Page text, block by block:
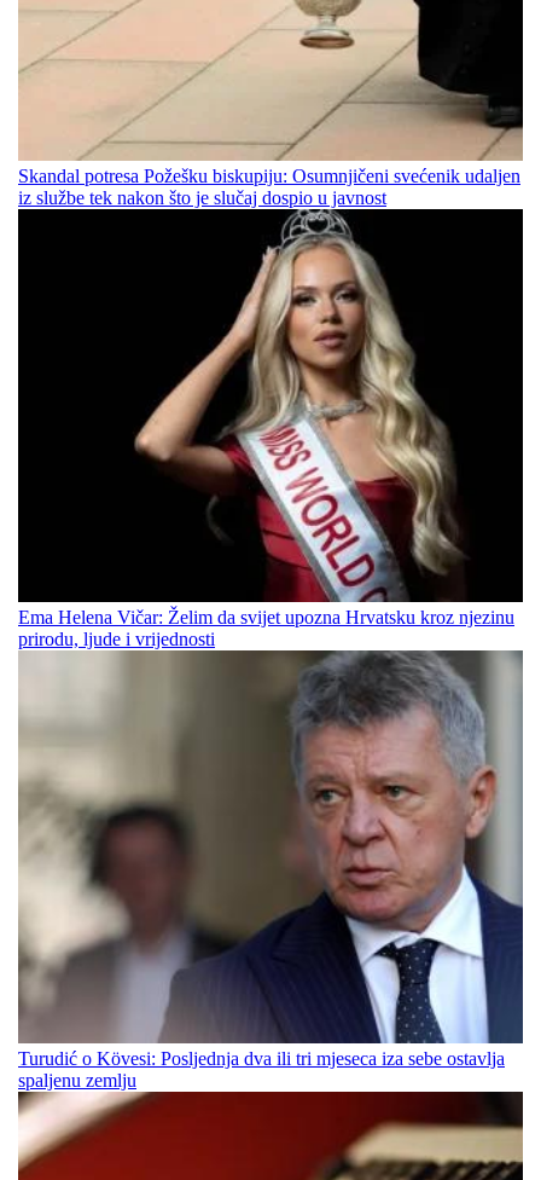
Skandal potresa Požešku biskupiju: Osumnjičeni svećenik udaljen
iz službe tek nakon što je slučaj dospio u javnost
Ema Helena Vičar: Želim da svijet upozna Hrvatsku kroz njezinu
prirodu, ljude i vrijednosti
Turudić o Kövesi: Posljednja dva ili tri mjeseca iza sebe ostavlja
spaljenu zemlju